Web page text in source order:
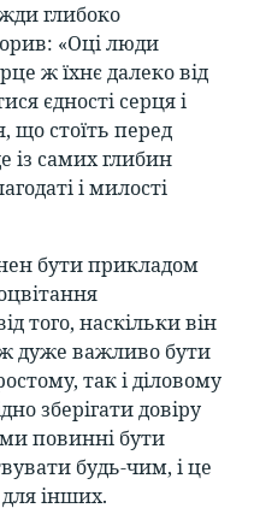
глибоко
«Оці люди
ж їхнє далеко від
єдності серця і
що стоїть перед
із самих глибин
і милості
бути прикладом
того, наскільки він
дуже важливо бути
так і діловому
зберігати довіру
повинні бути
будь-чим, і це
інших.